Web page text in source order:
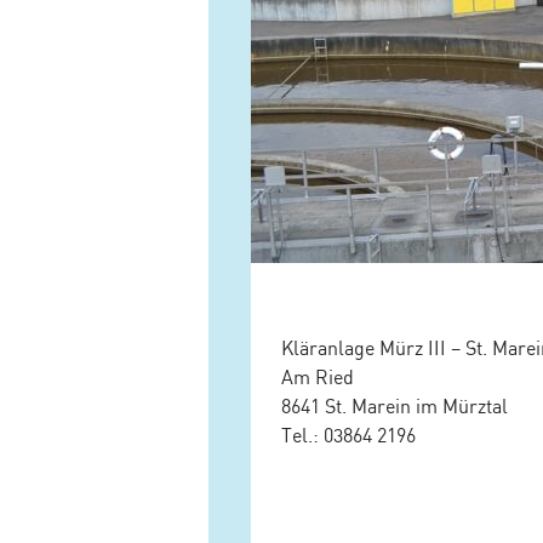
Kläranlage Mürz III – St.
Am Ried
8641 St. Marein im Mürztal
Tel.: 03864 2196